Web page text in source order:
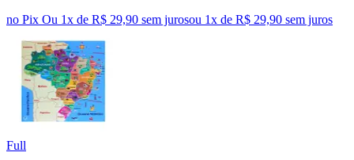
no Pix Ou 1x de R$ 29,90 sem jurosou 1x de R$ 29,90 sem juros
Full